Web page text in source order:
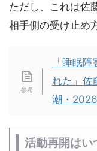
ただし、これは佐
相手側の受け止め
「睡眠
れた」佐
潮・2026
活動再開はい